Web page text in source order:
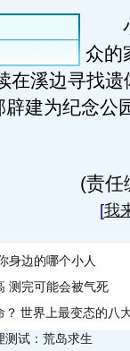
小
众的
在溪边寻找遗
建为纪念公
(责任
[我
身边的哪个小人
测完可能会被气死
？ 世界上最变态的八
测试：荒岛求生